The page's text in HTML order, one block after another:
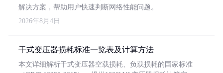
解决方案，帮助用户快速判断网络性能问题。
2026年8月4日
干式变压器损耗标准一览表及计算方法
本文详细解析干式变压器空载损耗、负载损耗的国家标准